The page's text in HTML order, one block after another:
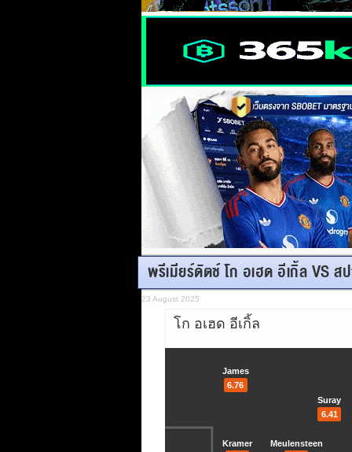
พรีเมียร์ดัตช์ โก อเฮด อีเกิ้ล VS
23 August 2025
โก อเฮด อีเกิ้ล
James
6.76
Kramer
Meulensteen
Suray
6.41